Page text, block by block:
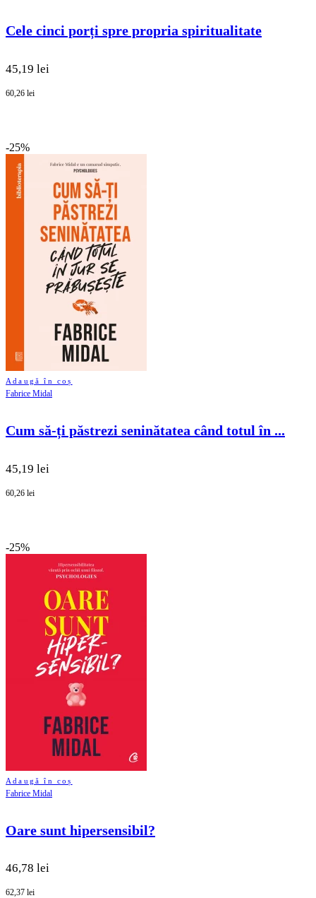
Cele cinci porți spre propria spiritualitate
45,19 lei
60,26 lei
-25%
Adaugă în coș
Fabrice Midal
Cum să-ți păstrezi seninătatea când totul în ...
45,19 lei
60,26 lei
-25%
Adaugă în coș
Fabrice Midal
Oare sunt hipersensibil?
46,78 lei
62,37 lei